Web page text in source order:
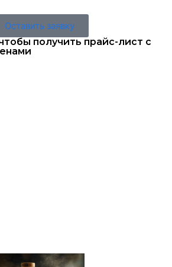
Оставить заявку
получить прайс-лист с